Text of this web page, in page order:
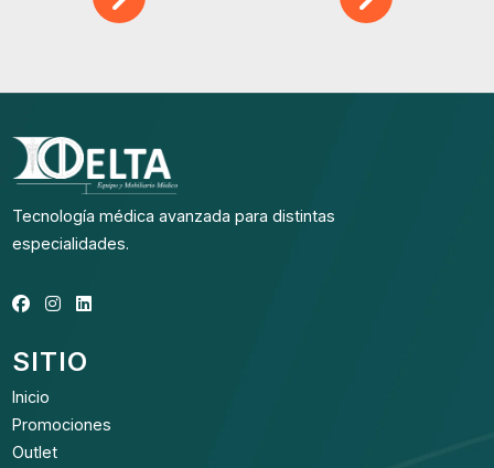
Tecnología médica avanzada para distintas
especialidades.
SITIO
Inicio
Promociones
Outlet